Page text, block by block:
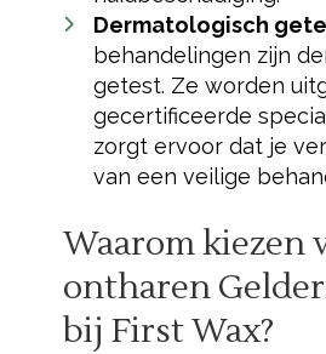
Dermatologisch
behandelingen zijn
getest. Ze worden
gecertificeerde
zorgt ervoor dat je
van een veilige
Waarom kiezen
ontharen
bij First Wax?